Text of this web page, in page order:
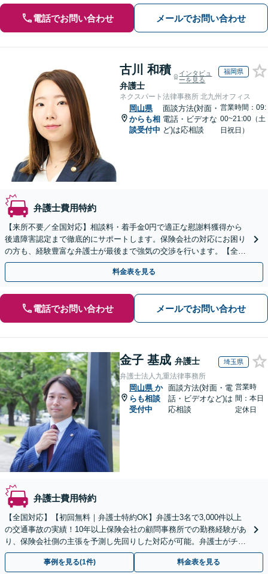
電話でお問い合わせ メールでお問い合わせ
古川 和積
弁護士
インタビュ
ーを見る
福岡県
ネクスパート法律事務所 北九州オフィス
岡山県
からも相
談受付中
面談方法(対面・
電話・ビデオな
ど)は応相談
営業時間：09:
00~21:00（土
日祝日）
弁護士費用特約
【来所不要／全国対応】相談料・着手金0円で適正な慰謝料獲得から
後遺障害認定まで徹底的にサポートします。保険会社の対応にお困り
の方も、経験豊富な弁護士が最後まで強気の交渉を行います。【全国
13拠点】お気軽にご相談ください。
料金表を見る
電話でお問い合わせ メールでお問い合わせ
金子 基成 弁護士 埼玉県
弁護士法人九重法律事務所
岡山県 か
らも相談
受付中
面談方法(対面・電
話・ビデオなど)は
応相談
営業時
間：本日
定休日
弁護士費用特約
【全国対応】【初回無料｜弁護士特約OK】弁護士3名で3,000件以上
の交通事故の実績！10年以上保険会社の顧問事務所での勤務経験があ
り、保険会社側の主張を予測し先回りした対応が可能。弁護士がチー
ムとなり示談交渉、休業損害、後遺障害等に対応。
事例を見る(1件) 料金表を見る